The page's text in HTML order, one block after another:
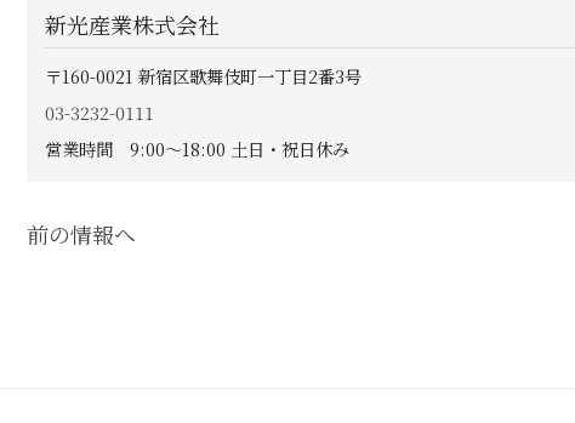
新光産業株式会社
〒160-0021 新宿区歌舞伎町一丁目2番3号
03-3232-0111
営業時間 9:00〜18:00 土日・祝日休み
前の情報へ